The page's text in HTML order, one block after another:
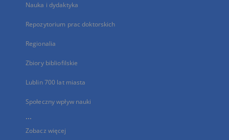
Nauka i dydaktyka
Repozytorium prac doktorskich
Regionalia
Zbiory bibliofilskie
Lublin 700 lat miasta
Społeczny wpływ nauki
...
Zobacz więcej